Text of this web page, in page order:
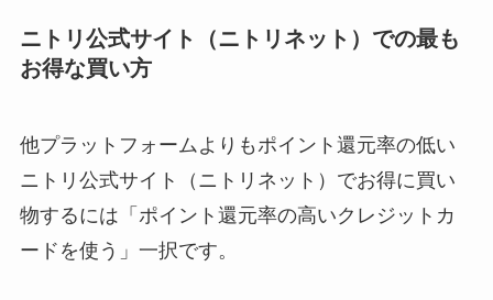
ニトリ公式サイト（ニトリネット）での最も
お得な買い方
他プラットフォームよりもポイント還元率の低い
ニトリ公式サイト（ニトリネット）でお得に買い
物するには「ポイント還元率の高いクレジットカ
ードを使う」一択です。